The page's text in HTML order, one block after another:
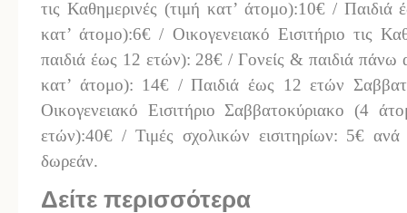
τις Καθημερινές (τιμή κατ’ άτομο):10€ / Παιδιά
κατ’ άτομο):6€ / Οικογενειακό Εισιτήριο τις
παιδιά έως 12 ετών): 28€ / Γονείς & παιδιά
κατ’ άτομο): 14€ / Παιδιά έως 12 ετών
Οικογενειακό Εισιτήριο Σαββατοκύριακο (4
ετών):40€ / Τιμές σχολικών εισιτηρίων: 5€ ανά
δωρεάν.
Δείτε περισσότερα